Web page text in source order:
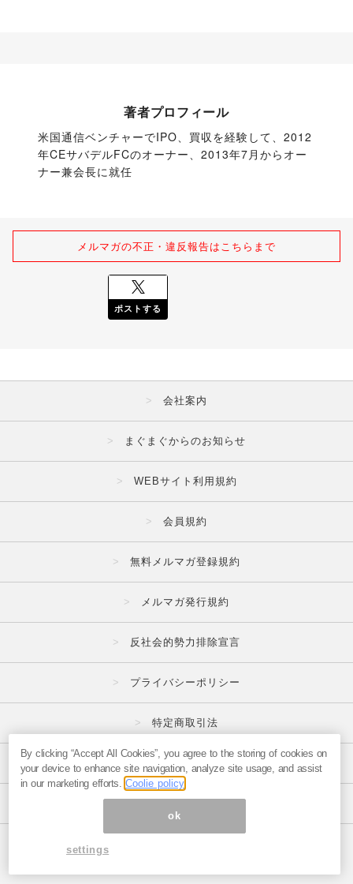
著者プロフィール
米国通信ベンチャーでIPO、買収を経験して、2012
年CEサバデルFCのオーナー、2013年7月からオー
ナー兼会長に就任
メルマガの不正・違反報告はこちらまで
ポストする
会社案内
まぐまぐからのお知らせ
WEBサイト利用規約
会員規約
無料メルマガ登録規約
メルマガ発行規約
反社会的勢力排除宣言
プライバシーポリシー
特定商取引法
広告掲載はこちら
メルマガの不正・違反報告はこちら
ページ内の商標は全て商標権者に属します。
By clicking “Accept All Cookies”, you agree to the storing of cookies on
your device to enhance site navigation, analyze site usage, and assist
in our marketing efforts. Coolie policy
ok
settings